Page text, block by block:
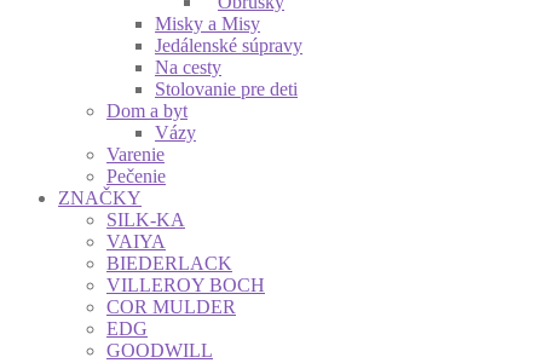
Misky a Misy
Jedálenské súpravy
Na cesty
Stolovanie pre deti
Dom a byt
Vázy
Varenie
Pečenie
ZNAČKY
SILK-KA
VAIYA
BIEDERLACK
VILLEROY BOCH
COR MULDER
EDG
GOODWILL